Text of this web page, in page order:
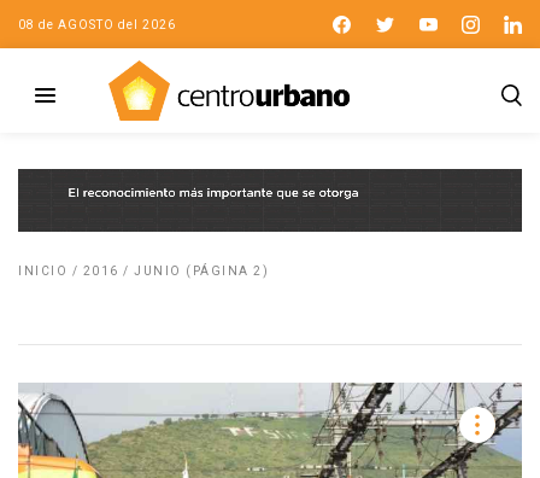
08 de AGOSTO del 2026
INICIO / 2016 / JUNIO (PÁGINA 2)